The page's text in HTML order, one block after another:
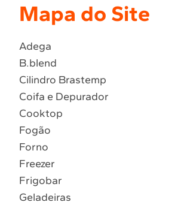
Atendimento
2
Fogao
4 º Lava Louça
5 º Cooktop
6º Microondas Brastemp
7º Forno
8º Embutir
9º Combos
Mapa do Site
Adega
B.blend
Cilindro Brastemp
Coifa e Depurador
Cooktop
Fogão
Forno
Freezer
Frigobar
Geladeiras